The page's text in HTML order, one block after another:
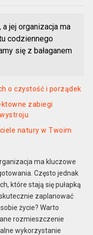
jej organizacja ma
codziennego
się z bałaganem
o czystość i porządek
zabiegi
natury w Twoim
ma kluczowe
Często jednak
które stają się pułapką
zaplanować
życie? Warto
rozmieszczenie
wykorzystanie